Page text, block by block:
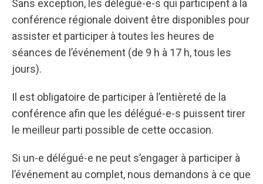
Sans exception, les délégué-e-s qui participent à la
conférence régionale doivent être disponibles pour
assister et participer à toutes les heures de
séances de l’événement (de 9 h à 17 h, tous les
jours).
Il est obligatoire de participer à l’entièreté de la
conférence afin que les délégué-e-s puissent tirer
le meilleur parti possible de cette occasion.
Si un-e délégué-e ne peut s’engager à participer à
l’événement au complet, nous demandons à ce que